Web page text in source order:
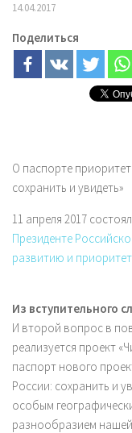
14.04.2017
Поделиться
О паспорте
сохранить и увидеть»
11 апреля 2017
Президенте
развитию и
Из вступительного
И второй вопрос в
реализуется проект
паспорт нового
России: сохранить и
особым
разнообразием